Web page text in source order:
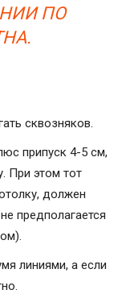
ПО
сквозняков.
припуск 4-5 см,
При этом тот
должен
предполагается
линиями, а если